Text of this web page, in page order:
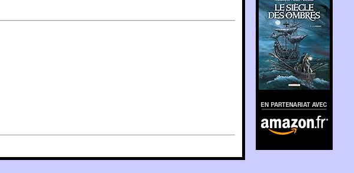
En partenariat avec
Amazon.fr